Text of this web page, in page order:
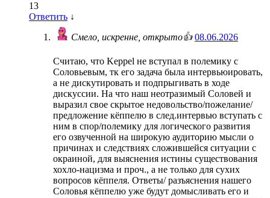
13
Ответить ↓
Смело, искренне, открыто👍08.06.2026
Считаю, что Keppel не вступал в полемику с
Соловьевым, тк его задача была интервьюировать,
а не дискутировать и подпрыгивать в ходе
дискуссии. На что наш неотразимый Соловей и
выразил свое скрытое недовольство/пожелание/
предложение кёппелю в след.интервью вступать с
ним в спор/полемику для логического развития
его озвученной на широкую аудиторию мысли о
причинах и следствиях сложившейся ситуации с
окраиной, для выяснения истины существования
хохло-нацизма и проч., а не только для сухих
вопросов кёппеля. Ответы/ разъяснения нашего
Соловья кёппелю уже будут домысливать его и